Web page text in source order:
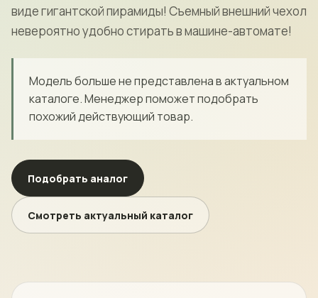
виде гигантской пирамиды! Съемный внешний чехол
невероятно удобно стирать в машине-автомате!
Модель больше не представлена в актуальном
каталоге. Менеджер поможет подобрать
похожий действующий товар.
Подобрать аналог
Смотреть актуальный каталог